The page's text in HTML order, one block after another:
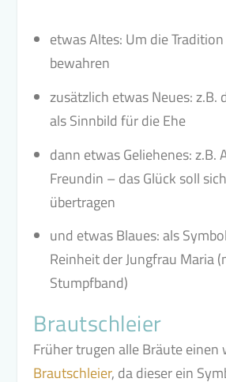
etwas Altes: Um die
bewahren
zusätzlich etwas Neues: z.B.
als Sinnbild für die Ehe
dann etwas Geliehenes: z.B.
Freundin – das Glück soll
übertragen
und etwas Blaues: als
Reinheit der Jungfrau Maria
Stumpfband)
Brautschleier
Früher trugen alle Bräute einen
Brautschleier, da dieser ein